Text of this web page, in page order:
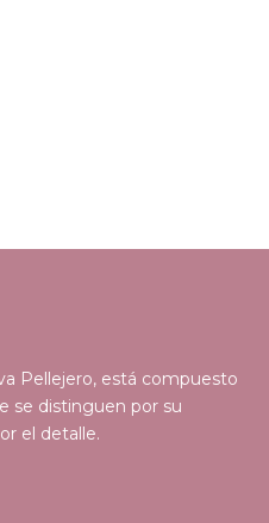
Pellejero, está compuesto
se distinguen por su
el detalle.